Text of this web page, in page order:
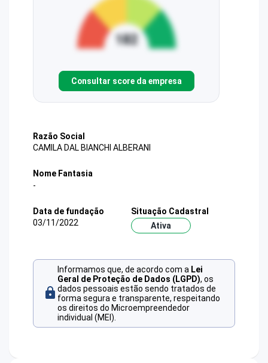
Consultar score da empresa
Razão Social
CAMILA DAL BIANCHI ALBERANI
Nome Fantasia
-
Data de fundação
03/11/2022
Situação Cadastral
Ativa
Informamos que, de acordo com a Lei
Geral de Proteção de Dados (LGPD), os
dados pessoais estão sendo tratados de
forma segura e transparente, respeitando
os direitos do Microempreendedor
individual (MEI).